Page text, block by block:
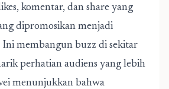
komentar, dan share yang
dipromosikan menjadi
membangun buzz di sekitar
perhatian audiens yang lebih
menunjukkan bahwa